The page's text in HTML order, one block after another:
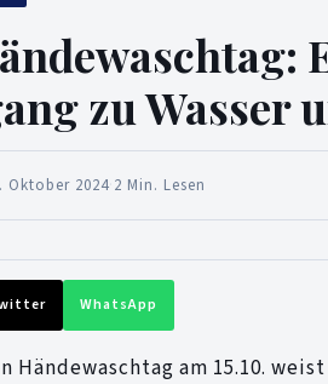
zu Wasser
Oktober 2024 2 Min. Lesen
WhatsApp
Händewaschtag am 15.10.